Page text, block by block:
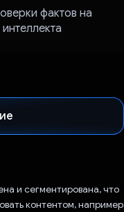
фактов на
и сегментирована, что
контентом, например